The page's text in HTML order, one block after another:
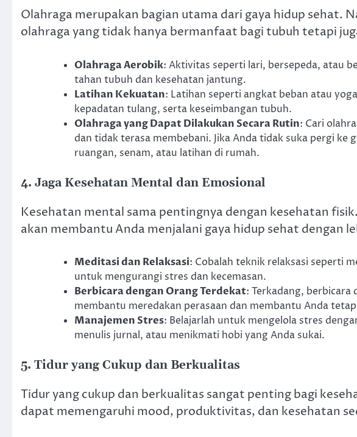
Olahraga merupakan bagian utama dari gaya hidup sehat.
olahraga yang tidak hanya bermanfaat bagi tubuh tetapi
Olahraga Aerobik: Aktivitas seperti lari, bersepeda, atau
tahan tubuh dan kesehatan jantung.
Latihan Kekuatan: Latihan seperti angkat beban atau
kepadatan tulang, serta keseimbangan tubuh.
Olahraga yang Dapat Dilakukan Secara Rutin: Cari
dan tidak terasa membebani. Jika Anda tidak suka pergi
ruangan, senam, atau latihan di rumah.
4. Jaga Kesehatan Mental dan Emosional
Kesehatan mental sama pentingnya dengan kesehatan
akan membantu Anda menjalani gaya hidup sehat dengan
Meditasi dan Relaksasi: Cobalah teknik relaksasi seperti
untuk mengurangi stres dan kecemasan.
Berbicara dengan Orang Terdekat: Terkadang, berbicara
membantu meredakan perasaan dan membantu Anda
Manajemen Stres: Belajarlah untuk mengelola stres
menulis jurnal, atau menikmati hobi yang Anda sukai.
5. Tidur yang Cukup dan Berkualitas
Tidur yang cukup dan berkualitas sangat penting bagi
dapat memengaruhi mood, produktivitas, dan kesehatan